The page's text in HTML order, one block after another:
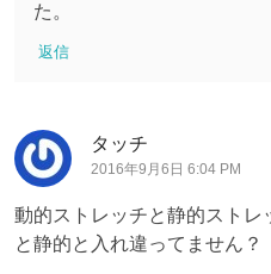
た。
返信
タッチ
2016年9月6日 6:04 PM
動的ストレッチと静的ス
と静的と入れ違ってません？